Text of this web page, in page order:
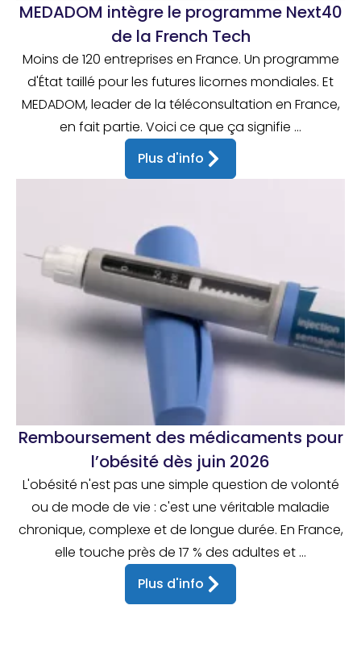
MEDADOM intègre le programme Next40
de la French Tech
Moins de 120 entreprises en France. Un programme
d'État taillé pour les futures licornes mondiales. Et
MEDADOM, leader de la téléconsultation en France,
en fait partie. Voici ce que ça signifie ...
Plus d'info
Remboursement des médicaments pour
l’obésité dès juin 2026
L'obésité n'est pas une simple question de volonté
ou de mode de vie : c'est une véritable maladie
chronique, complexe et de longue durée. En France,
elle touche près de 17 % des adultes et ...
Plus d'info